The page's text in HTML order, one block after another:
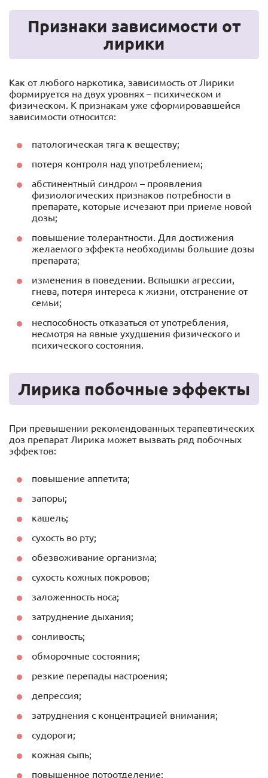
Признаки зависимости от
лирики
Как от любого наркотика, зависимость от Лирики
формируется на двух уровнях – психическом и
физическом. К признакам уже сформировавшейся
зависимости относится:
патологическая тяга к веществу;
потеря контроля над употреблением;
абстинентный синдром – проявления
физиологических признаков потребности в
препарате, которые исчезают при приеме новой
дозы;
повышение толерантности. Для достижения
желаемого эффекта необходимы большие дозы
препарата;
изменения в поведении. Вспышки агрессии,
гнева, потеря интереса к жизни, отстранение от
семьи;
неспособность отказаться от употребления,
несмотря на явные ухудшения физического и
психического состояния.
Лирика побочные эффекты
При превышении рекомендованных терапевтических
доз препарат Лирика может вызвать ряд побочных
эффектов:
повышение аппетита;
запоры;
кашель;
сухость во рту;
обезвоживание организма;
сухость кожных покровов;
заложенность носа;
затруднение дыхания;
сонливость;
обморочные состояния;
резкие перепады настроения;
депрессия;
затруднения с концентрацией внимания;
судороги;
кожная сыпь;
повышенное потоотделение;